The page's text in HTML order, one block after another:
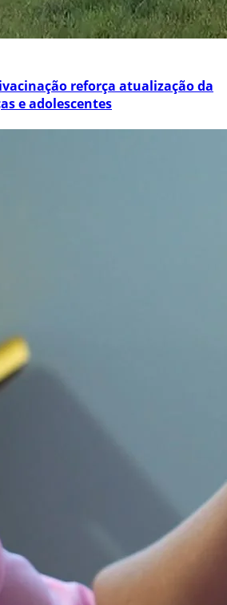
reforça atualização da
e adolescentes